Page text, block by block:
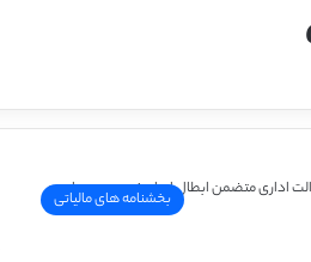
بخشنامه های مالیاتی